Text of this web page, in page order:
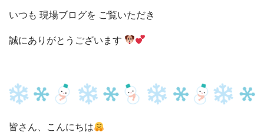
いつも 現場ブログを ご覧いただき
誠にありがとうございます
皆さん、こんにちは